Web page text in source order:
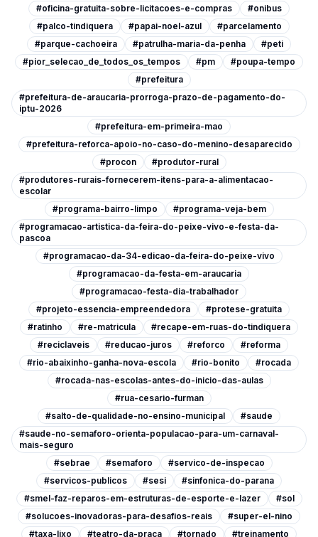
#oficina-gratuita-sobre-licitacoes-e-compras
#onibus
#palco-tindiquera
#papai-noel-azul
#parcelamento
#parque-cachoeira
#patrulha-maria-da-penha
#peti
#pior_selecao_de_todos_os_tempos
#pm
#poupa-tempo
#prefeitura
#prefeitura-de-araucaria-prorroga-prazo-de-pagamento-do-
iptu-2026
#prefeitura-em-primeira-mao
#prefeitura-reforca-apoio-no-caso-do-menino-desaparecido
#procon
#produtor-rural
#produtores-rurais-fornecerem-itens-para-a-alimentacao-
escolar
#programa-bairro-limpo
#programa-veja-bem
#programacao-artistica-da-feira-do-peixe-vivo-e-festa-da-
pascoa
#programacao-da-34-edicao-da-feira-do-peixe-vivo
#programacao-da-festa-em-araucaria
#programacao-festa-dia-trabalhador
#projeto-essencia-empreendedora
#protese-gratuita
#ratinho
#re-matricula
#recape-em-ruas-do-tindiquera
#reciclaveis
#reducao-juros #reforco
#reforma
#rio-abaixinho-ganha-nova-escola
#rio-bonito
#rocada
#rocada-nas-escolas-antes-do-inicio-das-aulas
#rua-cesario-furman
#salto-de-qualidade-no-ensino-municipal
#saude
#saude-no-semaforo-orienta-populacao-para-um-carnaval-
mais-seguro
#sebrae
#semaforo
#servico-de-inspecao
#servicos-publicos
#sesi
#sinfonica-do-parana
#smel-faz-reparos-em-estruturas-de-esporte-e-lazer
#sol
#solucoes-inovadoras-para-desafios-reais
#super-el-nino
#taxa-lixo
#teatro-da-praca #tornado #treinamento